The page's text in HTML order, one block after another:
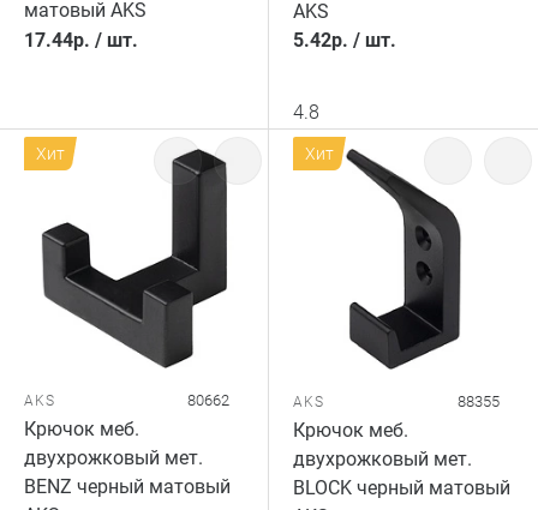
матовый AKS
17.44р. / шт.
AKS
5.42р. / шт.
4.8
Хит
AKS 80662
Крючок меб.
двухрожковый мет.
BENZ черный матовый
Хит
AKS 88355
Крючок меб.
двухрожковый мет.
BLOCK черный матовый